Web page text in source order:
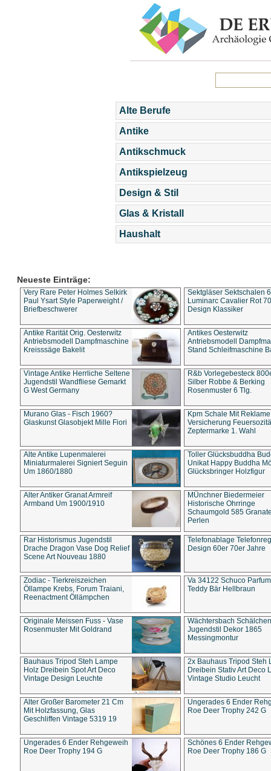
Alte Berufe
Antike
Antikschmuck
Antikspielzeug
Design & Stil
Glas & Kristall
Haushalt
Neueste Einträge:
Very Rare Peter Holmes Selkirk
Paul Ysart Style Paperweight /
Briefbeschwerer
Sektgläser Sektschalen
Luminarc Cavalier Rot
Design Klassiker
Antike Rarität Orig. Oesterwitz
Antriebsmodell Dampfmaschine
Kreisssäge Bakelit
Antikes Oesterwitz
Antriebsmodell
Stand Schleifmaschine
Vintage Antike Herrliche Seltene
Jugendstil Wandfliese Gemarkt
G West Germany
R&b Vorlegebesteck
Silber Robbe & Berking
Rosenmuster 6 Tlg.
Murano Glas - Fisch 1960?
Glaskunst Glasobjekt Mille Fiori
Kpm Schale Mit Reklame
Versicherung
Zeptermarke 1. Wahl
Alte Antike Lupenmalerei
Miniaturmalerei Signiert Seguin
Um 1860/1880
Toller Glücksbuddha
Unikat Happy Buddha
Glücksbringer Holzfigur
Alter Antiker Granat Armreif
Armband Um 1900/1910
MÜnchner Biedermeier
Historische Ohrringe
Schaumgold 585
Perlen
Rar Historismus Jugendstil
Drache Dragon Vase Dog Relief
Scene Art Nouveau 1880
Telefonablage
Design 60er 70er Jahre
Zodiac - Tierkreiszeichen
Öllampe Krebs, Forum Traiani,
Reenactment Öllämpchen
Va 34122 Schuco
Teddy Bär Hellbraun
Originale Meissen Fuss - Vase
Rosenmuster Mit Goldrand
Wächtersbach Schälchen
Jugendstil Dekor 1865
Messingmontur
Bauhaus Tripod Steh Lampe
Holz Dreibein Spot Art Deco
Vintage Design Leuchte
2x Bauhaus Tripod Steh
Dreibein Stativ Art Deco
Vintage Studio Leucht
Alter Großer Barometer 21 Cm
Mit Holzfassung, Glas
Geschliffen Vintage 5319 19
Ungerades 6 Ender
Roe Deer Trophy 242 G
Ungerades 6 Ender Rehgeweih
Roe Deer Trophy 194 G
Schönes 6 Ender
Roe Deer Trophy 186 G